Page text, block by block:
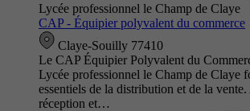
Lycée professionnel le Champ de Claye
CAP - Équipier polyvalent du commerce
Claye-Souilly 77410
Le CAP Équipier Polyvalent du
Lycée professionnel le Champ de Claye
essentiels de la distribution et de la
réception et…